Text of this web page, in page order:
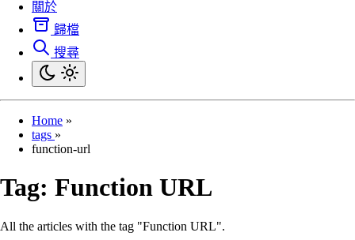
關於
歸檔
搜尋
Home »
tags »
function-url
Tag: Function URL
All the articles with the tag "Function URL".